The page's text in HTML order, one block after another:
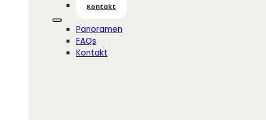
Kontakt
Panoramen
FAQs
Kontakt